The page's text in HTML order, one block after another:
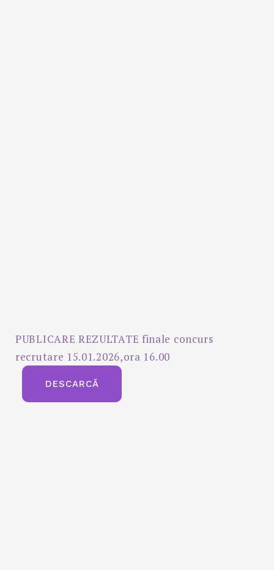
PUBLICARE REZULTATE finale concurs
recrutare 15.01.2026,ora 16.00
DESCARCĂ